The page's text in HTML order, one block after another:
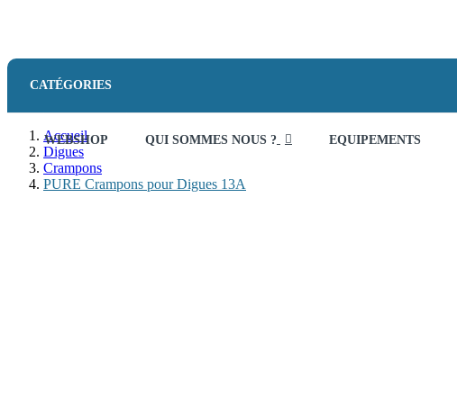
CATÉGORIES
WEBSHOP QUI SOMMES NOUS ? EQUIPEMENTS
Accueil
Digues
Crampons
PURE Crampons pour Digues 13A